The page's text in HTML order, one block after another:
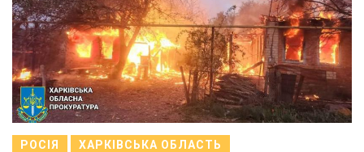
РОСІЯ ХАРКІВСЬКА ОБЛАСТЬ